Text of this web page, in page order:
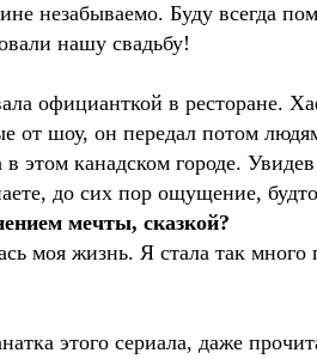
незабываемо. Буду всегда
нашу свадьбу!
официанткой в ресторане.
от шоу, он передал потом
канадском городе.
до сих пор ощущение,
мечты, сказкой?
моя жизнь. Я стала так много
этого сериала, даже